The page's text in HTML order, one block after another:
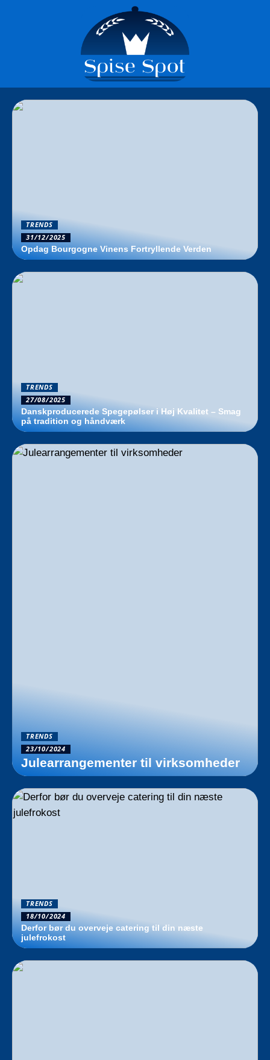
TRENDS
31/12/2025
Opdag Bourgogne Vinens Fortryllende Verden
TRENDS
27/08/2025
Danskproducerede Spegepølser i Høj Kvalitet – Smag
på tradition og håndværk
TRENDS
23/10/2024
Julearrangementer til virksomheder
TRENDS
18/10/2024
Derfor bør du overveje catering til din næste
julefrokost